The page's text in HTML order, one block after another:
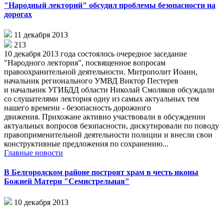
"Народный лекторий" обсудил проблемы безопасности на
дорогах
11 декабря 2013
213
10 декабря 2013 года состоялось очередное заседание
"Народного лектория", посвященное вопросам
правоохранительной деятельности. Митрополит Иоанн,
начальник регионального УМВД Виктор Пестерев
и начальник УГИБДД области Николай Смоляков обсуждали
со слушателями лектория одну из самых актуальных тем
нашего времени - безопасность дорожного
движения. Прихожане активно участвовали в обсуждении
актуальных вопросов безопасности, дискутировали по поводу
правоприменительной деятельности полиции и внесли свои
конструктивные предложения по сохранению...
Главные новости
В Белгородском районе построят храм в честь иконы
Божией Матери "Семистрельная"
10 декабря 2013